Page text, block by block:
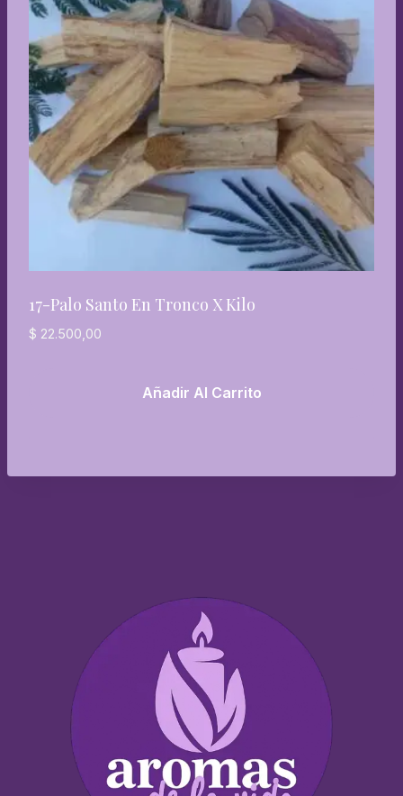
17-Palo Santo En Tronco X Kilo
$ 22.500,00
Añadir Al Carrito